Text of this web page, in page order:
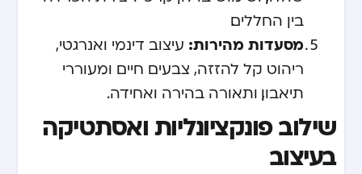
בין החללים.
מסעדות מהירות: עיצוב דינמי ואנרגטי,
ריהוט קל להזזה, צבעים חיים ומעוררי
תיאבון, ותאורה בהירה ואחידה.
שילוב פונקציונליות ואסתטיקה
בעיצוב